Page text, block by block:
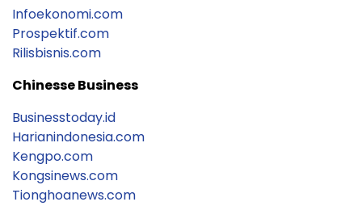
Infoekonomi.com
Prospektif.com
Rilisbisnis.com
Chinesse Business
Businesstoday.id
Harianindonesia.com
Kengpo.com
Kongsinews.com
Tionghoanews.com